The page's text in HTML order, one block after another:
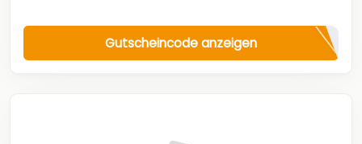
Gutscheincode anzeigen